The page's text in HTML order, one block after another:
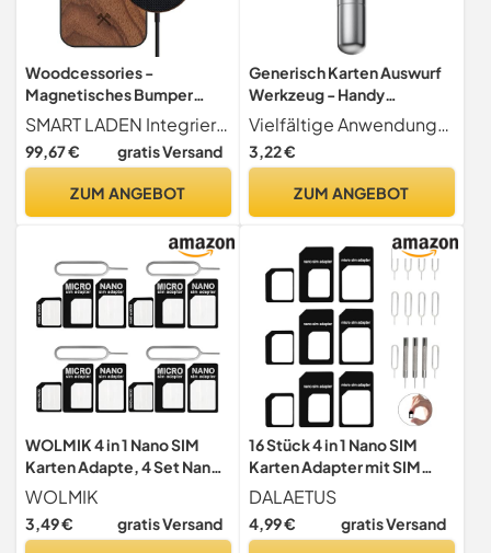
Woodcessories -
Magnetisches Bumper
Case kompatibel mit
iPhone 13 Pro Hülle mit
MagPad Ladegerät aus
SMART LADEN Integrierte Magnetfeld Technologie garantiert perfekten Halt zwischen magnetischer iPhone Hülle & magnetischem Ladegerät Ladegerät inklusive Mit einem Klick magnetisch andocken und kabellos laden stabile Verbindung & keine Beeinträchtigung des Handysignals
99,67 € gratis Versand
ZUM ANGEBOT
Generisch Karten Auswurf
Werkzeug - Handy
Schlüsselanhänger Karten
Entfernung Nadel -
Reinigungsbürste Anti-
Reparatur Smartphone
Vielfältige Anwendungen Das praktische Werkzeug dient sowohl als Auswerfer für Karten als auch zur Reinigung von elektronischen Geräten und reduziert Werkzeugchaos durch seine duale Funktion für den einfachen Einsatz zu Hause oder im Studio
3,22 €
ZUM ANGEBOT
WOLMIK 4 in 1 Nano SIM
Karten Adapte, 4 Set Nano-
SIM Adapter, SIM-Karten-
Adapter mit SIM-
Auswurfstift, kompatibel
WOLMIK
3,49 € gratis Versand
16 Stück 4 in 1 Nano SIM
Karten Adapter mit SIM
Karte Nadel Set, Nano zu
Micro, Nano zu Standard,
Micro zu Standard Adapter,
DALAETUS
4,99 € gratis Versand